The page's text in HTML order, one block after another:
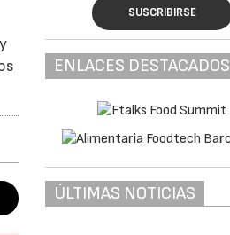
SUSCRIBIRSE
ENLACES DESTACADOS
ÚLTIMAS NOTICIAS